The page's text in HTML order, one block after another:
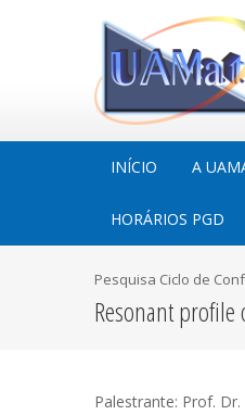
INÍCIO A
HORÁRIOS PGD
Pesquisa Ciclo de
Resonant
Palestrante: Prof.